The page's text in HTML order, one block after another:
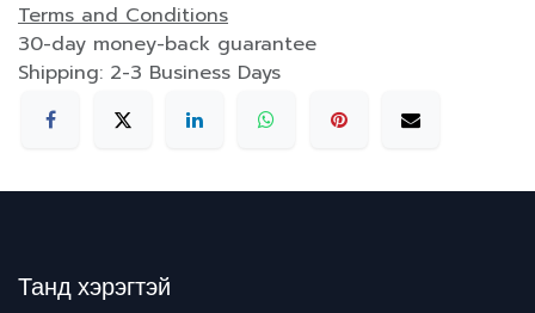
Terms and Conditions
30-day money-back guarantee
Shipping: 2-3 Business Days
Танд хэрэгтэй